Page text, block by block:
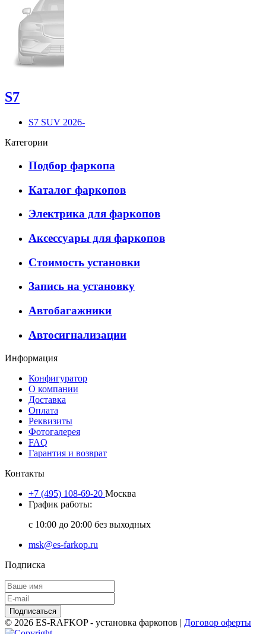
S7
S7 SUV 2026-
Категории
Подбор фаркопа
Каталог фаркопов
Электрика для фаркопов
Аксессуары для фаркопов
Стоимость установки
Запись на установку
Автобагажники
Автосигнализации
Информация
Конфигуратор
О компании
Доставка
Оплата
Реквизиты
Фотогалерея
FAQ
Гарантия и возврат
Контакты
+7 (495) 108-69-20 Москва
График работы:
с 10:00 до 20:00 без выходных
msk@es-farkop.ru
Подписка
Подписаться
© 2026 ES-RAFKOP - установка фаркопов | Договор оферты